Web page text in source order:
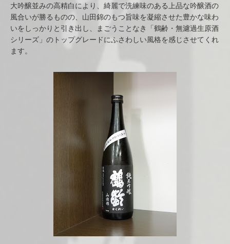
大吟醸並みの高精白により、綺麗で洗練味のある上品な吟醸酒の
風合いが勝るものの、山田錦のもつ旨味を凝縮させた豊かな味わ
いをしっかりと引き出し、まごうことなき「鶴齢・無濾過生原酒
シリーズ」のトップグレードにふさわしい風格を感じさせてくれ
ます。